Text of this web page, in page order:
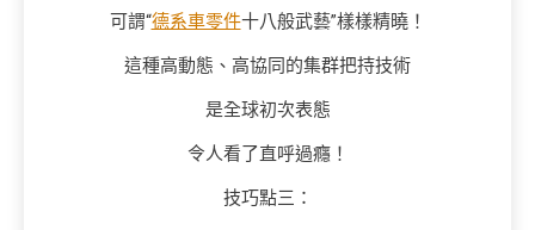
可謂“德系車零件十八般武藝”樣樣精曉！
這種高動態、高協同的集群把持技術
是全球初次表態
令人看了直呼過癮！
技巧點三：